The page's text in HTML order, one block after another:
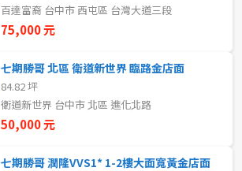
~ 坪
百達富裔 台中市 西屯區 台灣大道三段
75,000 元
七期勝哥 北區 衛道新世界 臨路金店面
84.82 坪
衛道新世界 台中市 北區 進化北路
50,000 元
七期勝哥 潤隆VVS1* 1-2樓大面寬黃金店面